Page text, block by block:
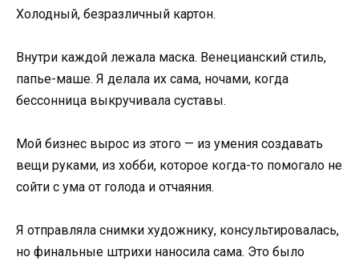
Холодный, безразличный картон.
Внутри каждой лежала маска. Венецианский стиль,
папье-маше. Я делала их сама, ночами, когда
бессонница выкручивала суставы.
Мой бизнес вырос из этого — из умения создавать
вещи руками, из хобби, которое когда-то помогало не
сойти с ума от голода и отчаяния.
Я отправляла снимки художнику, консультировалась,
но финальные штрихи наносила сама. Это было